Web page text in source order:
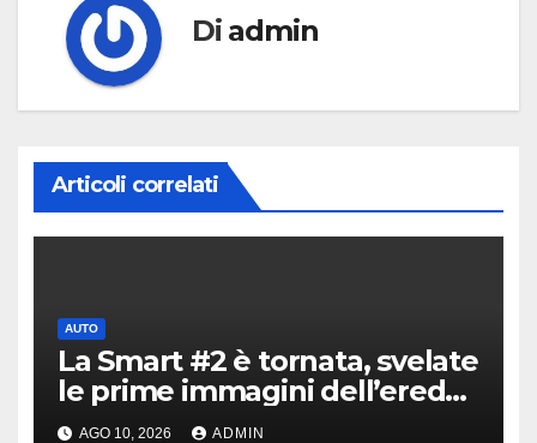
Di admin
Articoli correlati
AUTO
La Smart #2 è tornata, svelate
le prime immagini dell’erede
della Fortwo
AGO 10, 2026 ADMIN